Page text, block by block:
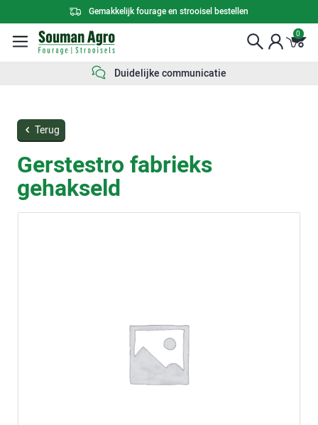
Gemakkelijk fourage en strooisel bestellen
0
Duidelijke communicatie
Terug
Gerstestro fabrieks
gehakseld